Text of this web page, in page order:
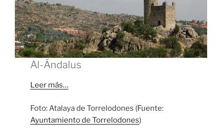
Al-Ándalus
Leer más…
Foto: Atalaya de Torrelodones (Fuente:
Ayuntamiento de Torrelodones)